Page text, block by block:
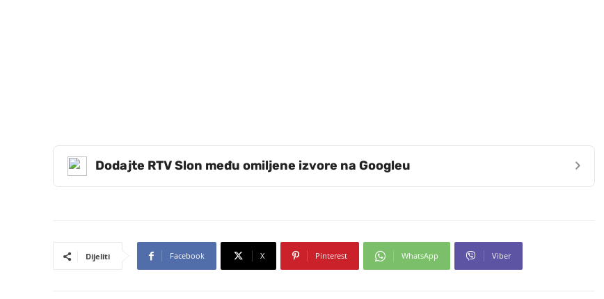
Dodajte RTV Slon među omiljene izvore na Googleu ›
Dijeliti Facebook X Pinterest WhatsApp Viber